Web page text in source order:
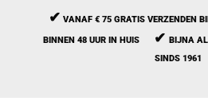
✔ VANAF € 75 GRATIS VERZENDEN
BINNEN 48 UUR IN HUIS ✔ BIJNA
SINDS 1961